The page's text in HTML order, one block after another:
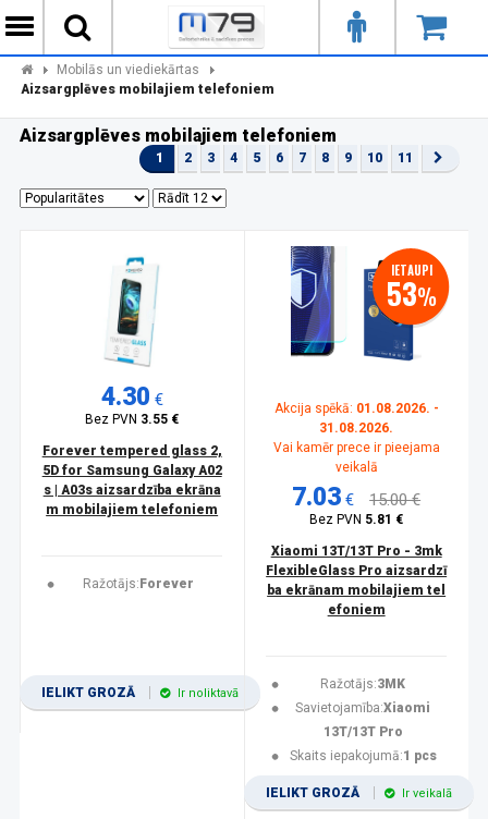
Mobilās un viediekārtas
Aizsargplēves mobilajiem telefoniem
Aizsargplēves mobilajiem telefoniem
1 2 3 4 5 6 7 8 9 10 11
4.30 €
Bez PVN 3.55 €
Forever tempered glass 2,
5D for Samsung Galaxy A02
s | A03s aizsardzība ekrāna
m mobilajiem telefoniem
Ražotājs: Forever
IELIKT GROZĀ Ir noliktavā
IETAUPI
53%
Akcija spēkā: 01.08.2026. -
31.08.2026.
Vai kamēr prece ir pieejama
veikalā
7.03 € 15.00 €
Bez PVN 5.81 €
Xiaomi 13T/13T Pro - 3mk
FlexibleGlass Pro aizsardzī
ba ekrānam mobilajiem tel
efoniem
Ražotājs:3MK
Savietojamība:Xiaomi
13T/13T Pro
Skaits iepakojumā:1 pcs
IELIKT GROZĀ Ir veikalā